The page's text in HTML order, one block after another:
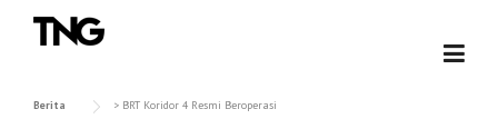
Berita > BRT Koridor 4 Resmi Beroperasi